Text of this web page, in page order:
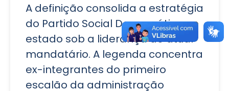
A definição consolida a estratégia
do Partido Social Democrático no
estado sob a liderança do atual
mandatário. A legenda concentra
ex-integrantes do primeiro
escalão da administração